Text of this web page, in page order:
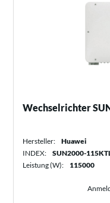
Wechselrichter
Hersteller:
Huawei
INDEX:
SUN2000-
Leistung (W):
115000